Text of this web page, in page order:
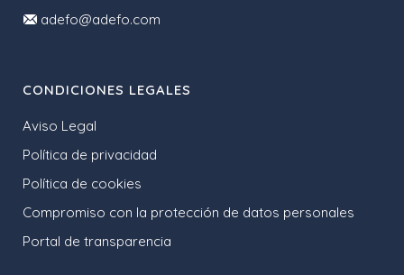
adefo@adefo.com
CONDICIONES LEGALES
Aviso Legal
Política de privacidad
Política de cookies
Compromiso con la protección de datos personales
Portal de transparencia